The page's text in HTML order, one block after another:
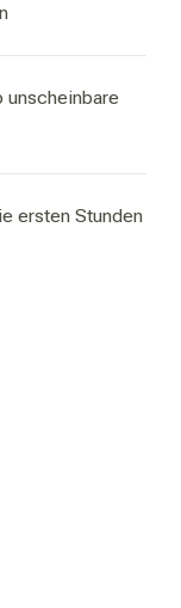
unscheinbare
ersten Stunden